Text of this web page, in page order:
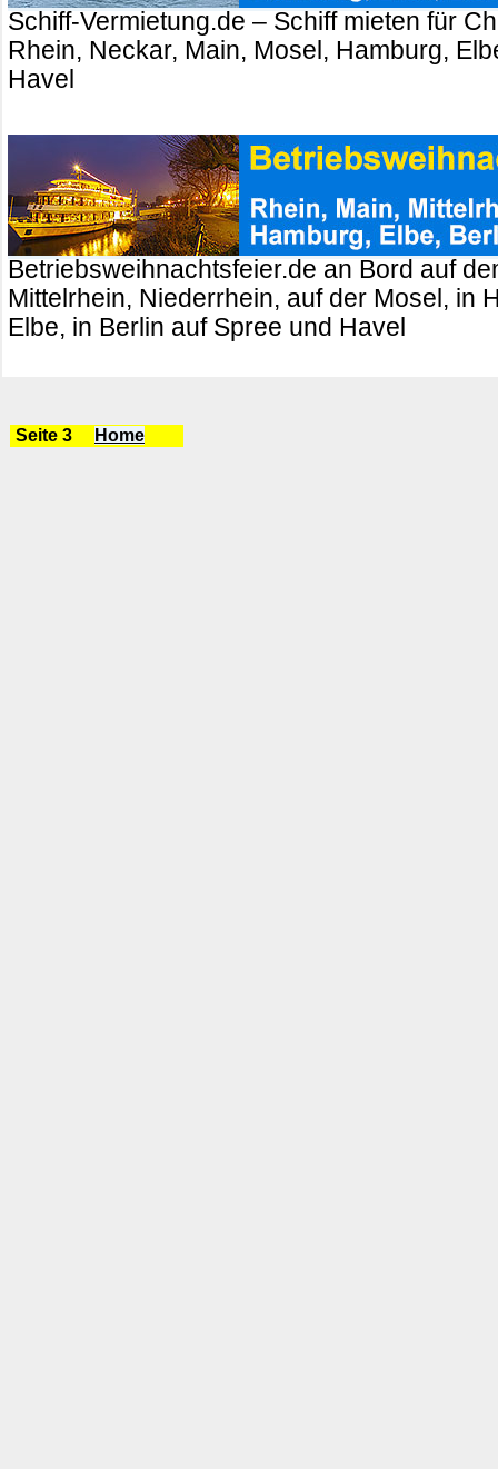
Schiff-Vermietung.de – Schiff mieten für
Rhein, Neckar, Main, Mosel, Hamburg,
Havel
Betriebsweihnachtsfeier.de an Bord auf
Mittelrhein, Niederrhein, auf der Mosel, in
Elbe, in Berlin auf Spree und Havel
Seite 3 Home